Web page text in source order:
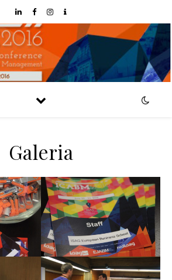
Galeria